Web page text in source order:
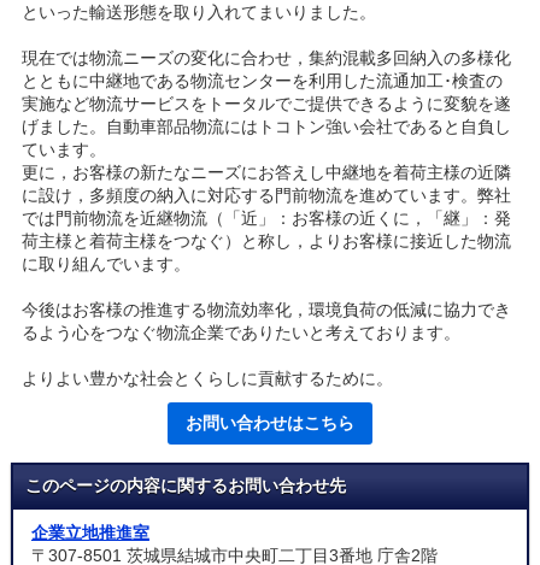
といった輸送形態を取り入れてまいりました。
現在では物流ニーズの変化に合わせ，集約混載多回納入の多様化
とともに中継地である物流センターを利用した流通加工･検査の
実施など物流サービスをトータルでご提供できるように変貌を遂
げました。自動車部品物流にはトコトン強い会社であると自負し
ています。
更に，お客様の新たなニーズにお答えし中継地を着荷主様の近隣
に設け，多頻度の納入に対応する門前物流を進めています。弊社
では門前物流を近継物流（「近」：お客様の近くに，「継」：発
荷主様と着荷主様をつなぐ）と称し，よりお客様に接近した物流
に取り組んでいます。
今後はお客様の推進する物流効率化，環境負荷の低減に協力でき
るよう心をつなぐ物流企業でありたいと考えております。
よりよい豊かな社会とくらしに貢献するために。
お問い合わせはこちら
このページの内容に関するお問い合わせ先
企業立地推進室
〒307-8501 茨城県結城市中央町二丁目3番地 庁舎2階